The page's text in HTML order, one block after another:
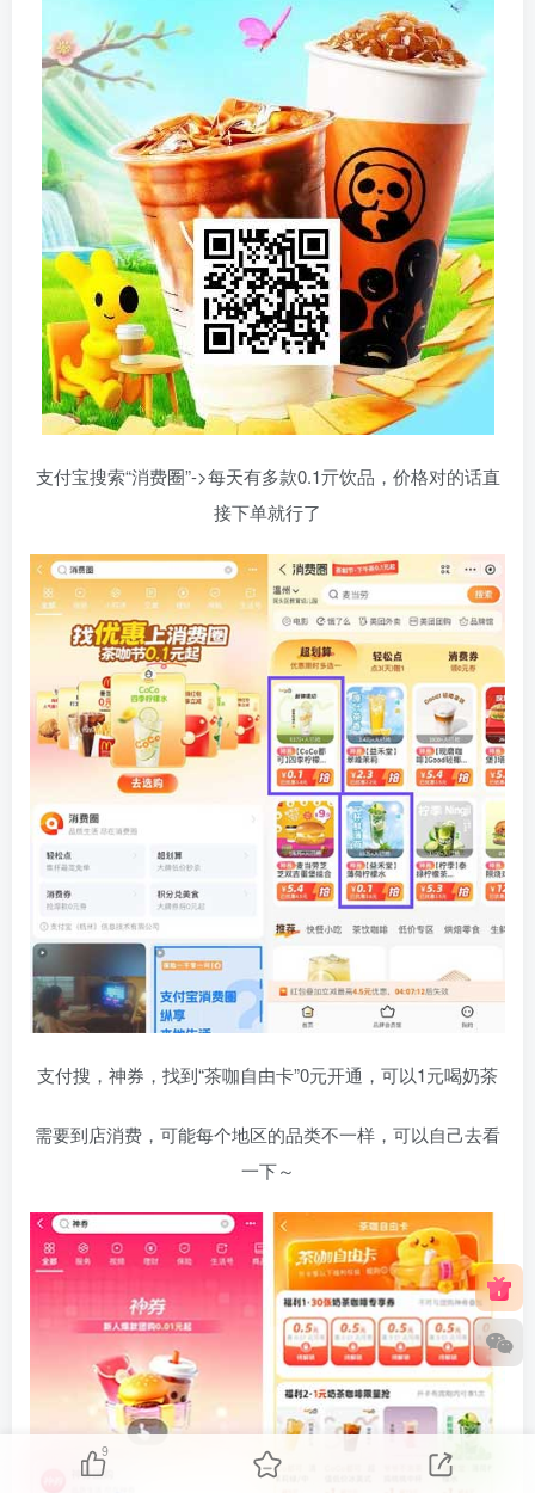
支付宝搜索“消费圈”->每天有多款0.1亓饮品，价格对的话直
接下单就行了
支付搜，神券，找到“茶咖自由卡”0元开通，可以1元喝奶茶
需要到店消费，可能每个地区的品类不一样，可以自己去看
一下～
9